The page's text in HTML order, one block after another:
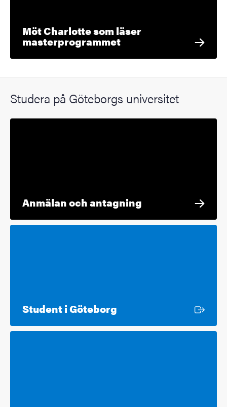
Möt Charlotte som läser
masterprogrammet
Studera på Göteborgs universitet
Anmälan och antagning
Student i Göteborg